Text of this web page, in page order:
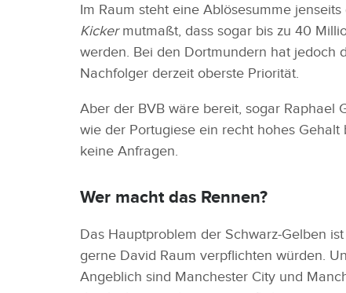
Im Raum steht eine Ablösesumme
Kickermutmaßt, dass sogar bis zu 40
werden. Bei den Dortmundern hat jedoch
Nachfolger derzeit oberste Priorität.
Aber der BVB wäre bereit, sogar Raphael
wie der Portugiese ein recht hohes
keine Anfragen.
Wer macht das Rennen?
Das Hauptproblem der Schwarz-Gelben
gerne David Raum verpflichten würden.
Angeblich sind Manchester City und